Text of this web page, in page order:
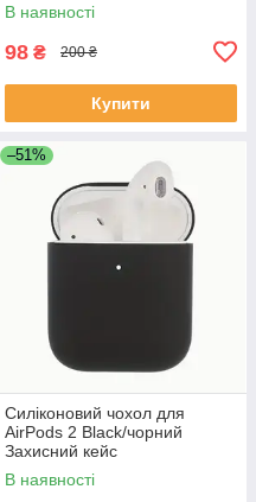
В наявності
98 ₴ 200 ₴
Купити
–51%
Силіконовий чохол для
AirPods 2 Black/чорний
Захисний кейс
В наявності